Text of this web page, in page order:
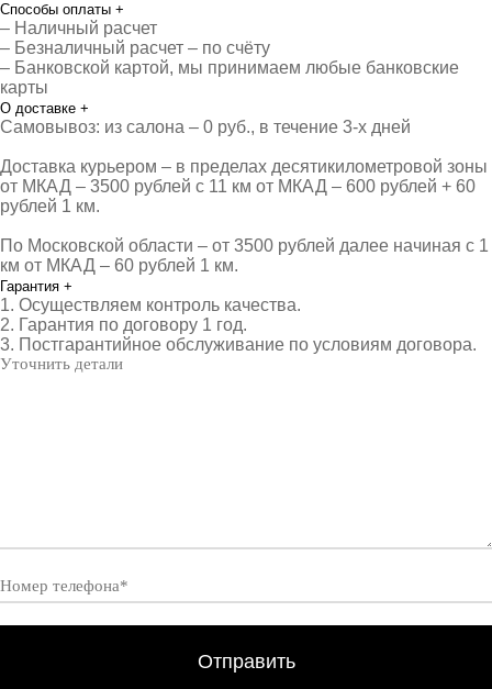
Способы оплаты +
– Наличный расчет
– Безналичный расчет – по счёту
– Банковской картой, мы принимаем любые банковские
карты
О доставке +
Самовывоз: из салона – 0 руб., в течение 3-х дней
Доставка курьером – в пределах десятикилометровой зоны
от МКАД – 3500 рублей с 11 км от МКАД – 600 рублей + 60
рублей 1 км.
По Московской области – от 3500 рублей далее начиная с 1
км от МКАД – 60 рублей 1 км.
Гарантия +
1. Осуществляем контроль качества.
2. Гарантия по договору 1 год.
3. Постгарантийное обслуживание по условиям договора.